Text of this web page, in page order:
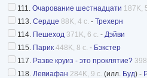
111. Очарование шестнадцати 187K,
113. Сердце 88K, 4 с. - Трехерн
114. Пешеход 371K, 6 с. - Дэйви
115. Парик 448K, 8 с. - Бэкстер
117. Разве круиз - это проклятие?
118. Левиафан 284K, 9 с. (илл. Буд) -